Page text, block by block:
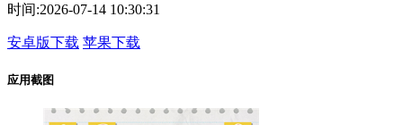
时间:2026-07-14 10:30:31
安卓版下载 苹果下载
应用截图